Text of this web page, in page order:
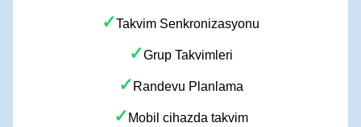
✓Takvim Senkronizasyonu
✓Grup Takvimleri
✓ Randevu Planlama
✓ Mobil cihazda takvim